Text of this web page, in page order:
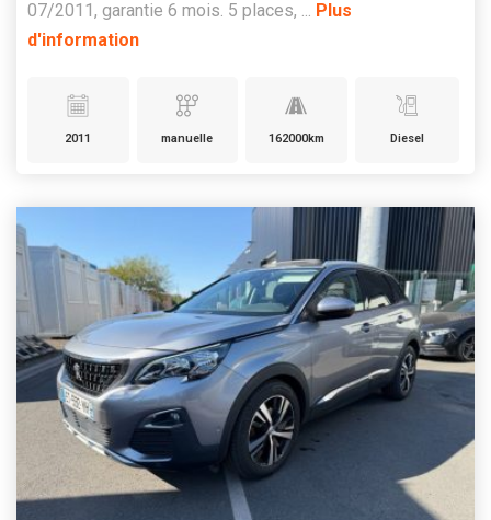
07/2011, garantie 6 mois. 5 places, ... Plus
d'information
2011 manuelle 162000km Diesel